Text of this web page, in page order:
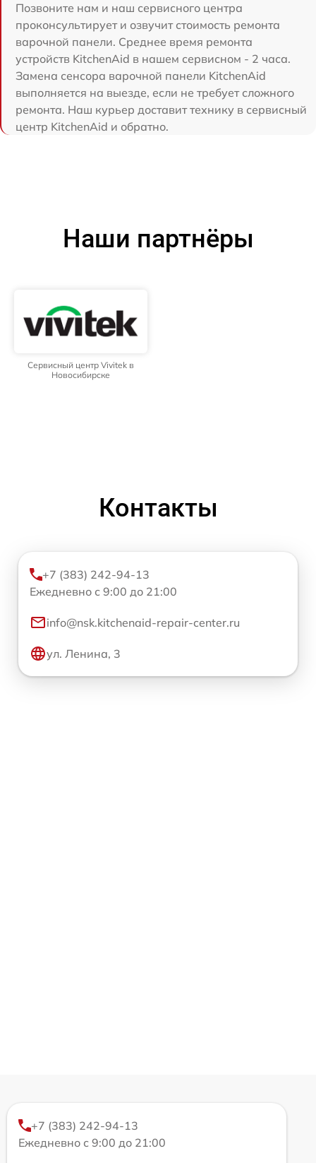
Позвоните нам и наш сервисного центра
проконсультирует и озвучит стоимость ремонта
варочной панели. Среднее время ремонта
устройств KitchenAid в нашем сервисном - 2 часа.
Замена сенсора варочной панели KitchenAid
выполняется на выезде, если не требует сложного
ремонта. Наш курьер доставит технику в сервисный
центр KitchenAid и обратно.
Наши партнёры
Сервисный центр Vivitek в
Новосибирске
Контакты
+7 (383) 242-94-13
Ежедневно с 9:00 до 21:00
info@nsk.kitchenaid-repair-center.ru
ул. Ленина, 3
+7 (383) 242-94-13
Ежедневно с 9:00 до 21:00